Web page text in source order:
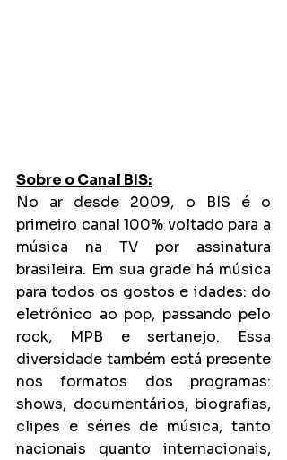
Sobre o Canal BIS:
No ar desde 2009, o BIS é o
primeiro canal 100% voltado para a
música na TV por assinatura
brasileira. Em sua grade há música
para todos os gostos e idades: do
eletrônico ao pop, passando pelo
rock, MPB e sertanejo. Essa
diversidade também está presente
nos formatos dos programas:
shows, documentários, biografias,
clipes e séries de música, tanto
nacionais quanto internacionais,